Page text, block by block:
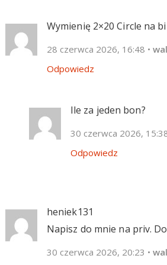
Wymienię 2×20 Circle na
28 czerwca 2026, 16:48 •
Odpowiedz
Ile za jeden bon?
30 czerwca 2026,
Odpowiedz
heniek131
Napisz do mnie na priv.
30 czerwca 2026, 20:23 •